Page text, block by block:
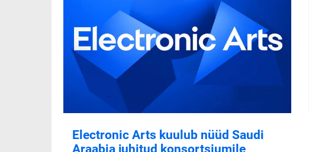
Electronic Arts kuulub nüüd Saudi
Araabia juhitud konsortsiumile